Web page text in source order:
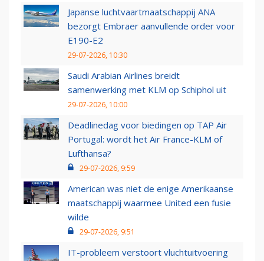
Japanse luchtvaartmaatschappij ANA
bezorgt Embraer aanvullende order voor
E190-E2
29-07-2026, 10:30
Saudi Arabian Airlines breidt
samenwerking met KLM op Schiphol uit
29-07-2026, 10:00
Deadlinedag voor biedingen op TAP Air
Portugal: wordt het Air France-KLM of
Lufthansa?
29-07-2026, 9:59
American was niet de enige Amerikaanse
maatschappij waarmee United een fusie
wilde
29-07-2026, 9:51
IT-probleem verstoort vluchtuitvoering